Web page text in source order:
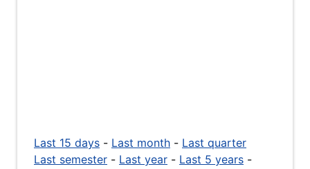
Last 15 days - Last month - Last quarter
Last semester - Last year - Last 5 years -